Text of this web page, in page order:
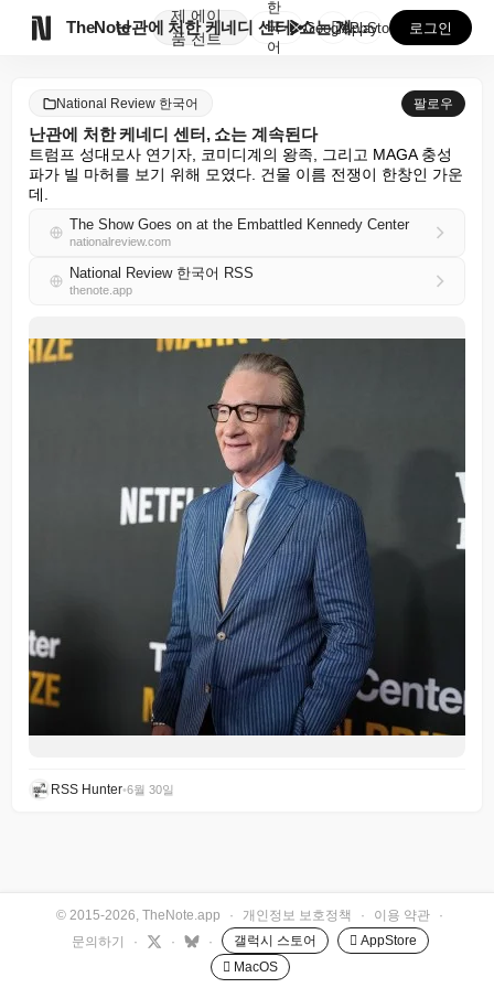
TheNote
제
품
에이
전트
난관에 처한 케네디 센터, 쇼는 계속된다
한
국
어
GooglePlay
AppStore 로그인
National Review 한국어 팔로우
난관에 처한 케네디 센터, 쇼는 계속된다
트럼프 성대모사 연기자, 코미디계의 왕족, 그리고 MAGA 충성
파가 빌 마허를 보기 위해 모였다. 건물 이름 전쟁이 한창인 가운
데.
The Show Goes on at the Embattled Kennedy Center
nationalreview.com
National Review 한국어 RSS
thenote.app
RSS Hunter•6월 30일
© 2015-2026, TheNote.app · 개인정보 보호정책 · 이용 약관
·
문의하기
· · · 갤럭시 스토어
 AppStore
 MacOS